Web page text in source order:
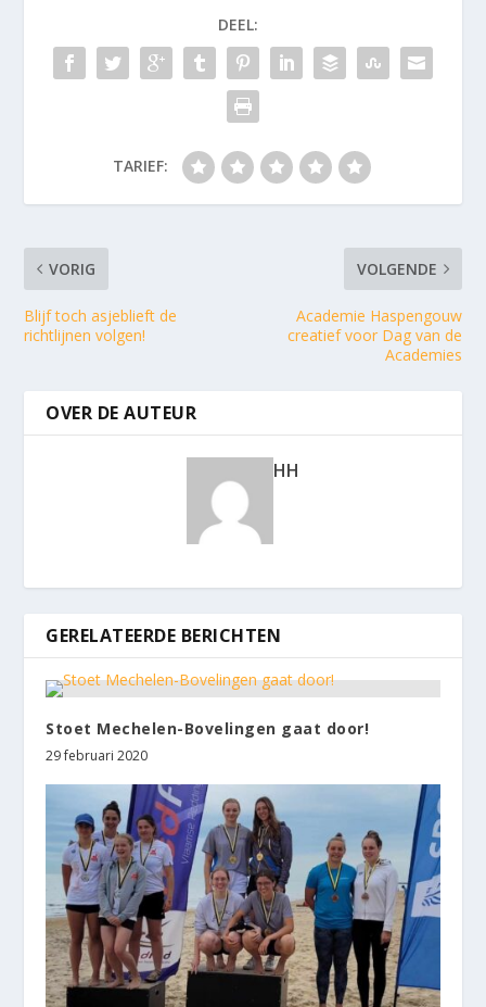
DEEL:
TARIEF:
VORIG
Blijf toch asjeblieft de
richtlijnen volgen!
VOLGENDE
Academie Haspengouw
creatief voor Dag van de
Academies
OVER DE AUTEUR
HH
GERELATEERDE BERICHTEN
Stoet Mechelen-Bovelingen gaat door!
29 februari 2020